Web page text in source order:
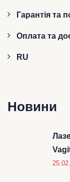
Гарантія та
Оплата та
RU
Новини